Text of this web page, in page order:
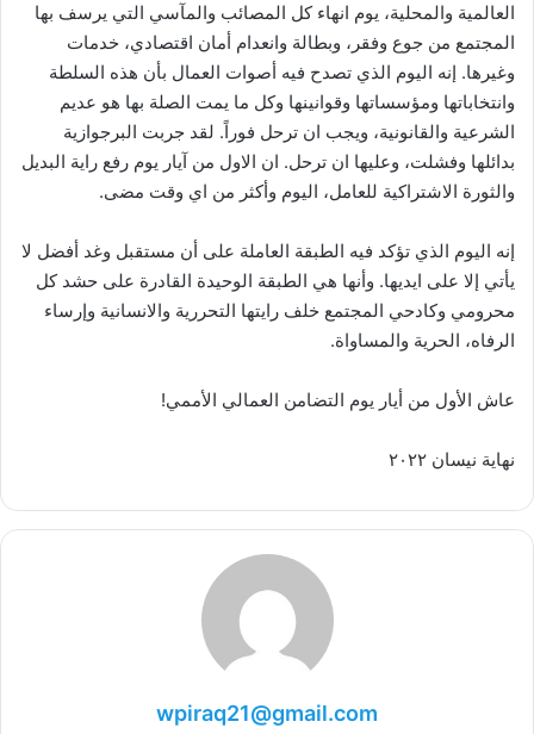
العالمية والمحلية، يوم انهاء كل المصائب والمآسي التي يرسف بها
المجتمع من جوع وفقر، وبطالة وانعدام أمان اقتصادي، خدمات
وغيرها. إنه اليوم الذي تصدح فيه أصوات العمال بأن هذه السلطة
وانتخاباتها ومؤسساتها وقوانينها وكل ما يمت الصلة بها هو عديم
الشرعية والقانونية، ويجب ان ترحل فوراً. لقد جربت البرجوازية
بدائلها وفشلت، وعليها ان ترحل. ان الاول من آيار يوم رفع راية البديل
والثورة الاشتراكية للعامل، اليوم وأكثر من اي وقت مضى.
إنه اليوم الذي تؤكد فيه الطبقة العاملة على أن مستقبل وغد أفضل لا
يأتي إلا على ايديها. وأنها هي الطبقة الوحيدة القادرة على حشد كل
محرومي وكادحي المجتمع خلف رايتها التحررية والانسانية وإرساء
الرفاه، الحرية والمساواة.
عاش الأول من أيار يوم التضامن العمالي الأممي!
نهاية نيسان ٢٠٢٢
wpiraq21@gmail.com